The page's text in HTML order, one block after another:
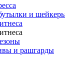
и
и рашгарды